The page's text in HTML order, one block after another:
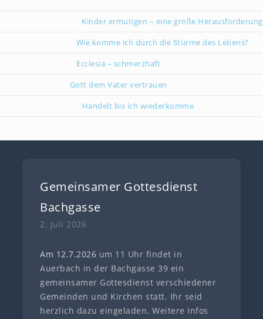
Kinder ermutigen – eine große Herausforderung
Wie komme ich durch die Stürme des Lebens?
Ecclesia – schmerzhaft
Gott dem Vater vertrauen
Handelt bis ich wiederkomme
Gemeinsamer Gottesdienst
Bachgasse
2. Juli 2026
Am 12.7.2026 um 11 Uhr findet in
Auerbach in der Bachgasse 39 ein
gemeinsamer Gottesdienst verschiedener
Gemeinden und Kirchen statt. Ihr seid
herzlich dazu eingeladen. Weitere Infos